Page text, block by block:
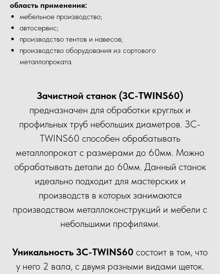
область применения:
мебельное производство;
автосервис;
производство тентов и навесов;
производство оборудования из сортового
металлопроката.
Зачистной станок (ЗС-TWINS60)
предназначен для обработки круглых и
профильных труб небольших диаметров. ЗС-
TWINS60 способен обрабатывать
металлопрокат с размерами до 60мм. Можно
обрабатывать детали до 60мм. Данный станок
идеально подходит для мастерских и
производств в которых занимаются
производством металлоконструкций и мебели с
небольшими профилями.
Уникальность ЗС-TWINS60 состоит в том, что
у него 2 вала, с двумя разными видами щеток.